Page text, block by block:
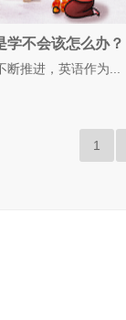
学不会该怎么办？
推进，英语作为...
1